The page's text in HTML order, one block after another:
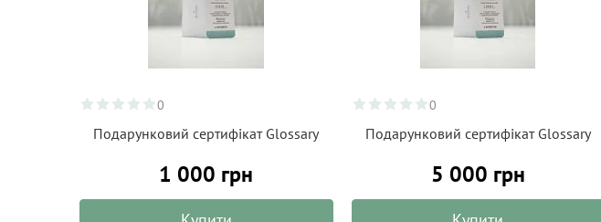
0
Подарунковий сертифікат Glossary
1 000 грн
0
Подарунковий сертифікат Glossary
5 000 грн